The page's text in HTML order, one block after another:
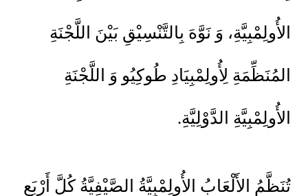
الأُولِمْبِيَّةِ، وَ نَوَّهَ بِالتَّنْسِيْقِ بَيْنَ اللَّجْنَةِ
المُنَظِّمَةِ لِأُولِمْبِيَادِ طُوكِيُو وَ اللَّجْنَةِ
الأُولِمْبِيَّةِ الدَّوْلِيَّةِ.
تُنَظَّمُ الأَلْعَابُ الأُولِمْبِيَّةُ الصَّيْفِيَّةُ كُلَّ أَرْبَعِ